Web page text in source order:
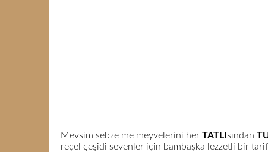
Mevsim sebze me meyvelerini her TATLI sından
reçel çeşidi sevenler için bambaşka lezzetli bir